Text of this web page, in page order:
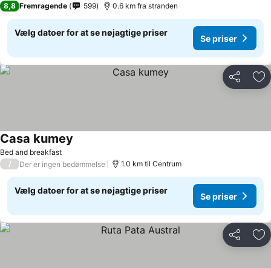
8,8 Fremragende 599 0.6 km fra stranden
Vælg datoer for at se nøjagtige priser
Se priser
Del
Bed and breakfast
Casa kumey
/ Der er ingen bedømmelse 1.0 km til Centrum
Vælg datoer for at se nøjagtige priser
Se priser
Del